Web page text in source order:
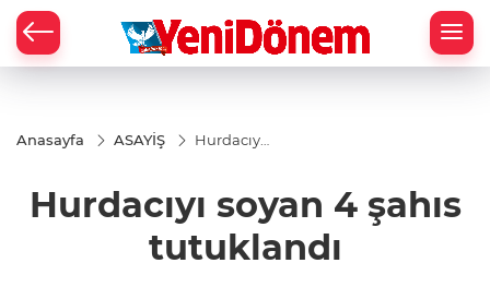
Anasayfa ASAYİŞ
Hurdacıyı
Hurdacıyı soyan 4 şahıs
tutuklandı